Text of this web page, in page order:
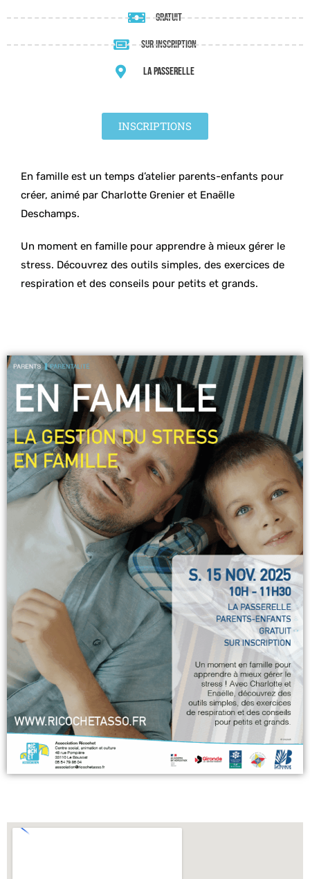
Gratuit
Sur inscription
La Passerelle
INSCRIPTIONS
En famille est un temps d’atelier parents-enfants pour
créer, animé par Charlotte Grenier et Enaëlle
Deschamps.
Un moment en famille pour apprendre à mieux gérer le
stress. Découvrez des outils simples, des exercices de
respiration et des conseils pour petits et grands.